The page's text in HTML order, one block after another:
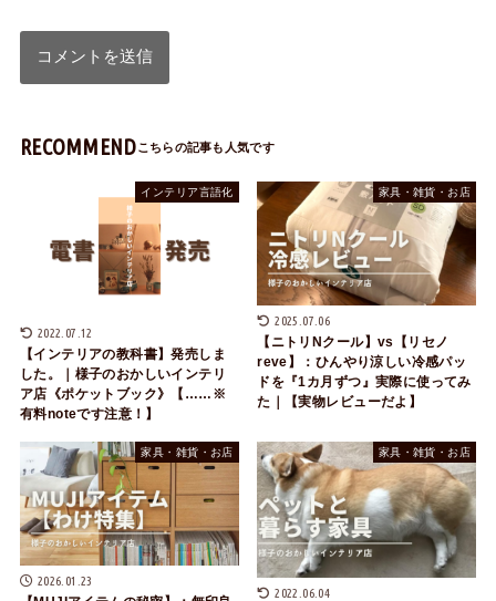
RECOMMEND
インテリア言語化
2022.07.12
【インテリアの教科書】発売しま
した。｜様子のおかしいインテリ
ア店《ポケットブック》【……※
有料noteです注意！】
家具・雑貨・お店
2025.07.06
【ニトリNクール】vs【リセノ
reve】：ひんやり涼しい冷感パッ
ドを『1カ月ずつ』実際に使ってみ
た｜【実物レビューだよ】
家具・雑貨・お店
2026.01.23
家具・雑貨・お店
2022.06.04